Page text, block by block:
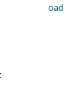
oad